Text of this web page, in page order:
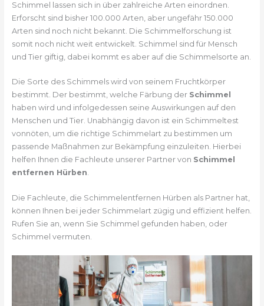
Schimmel lassen sich in über zahlreiche Arten einordnen.
Erforscht sind bisher 100.000 Arten, aber ungefähr 150.000
Arten sind noch nicht bekannt. Die Schimmelforschung ist
somit noch nicht weit entwickelt. Schimmel sind für Mensch
und Tier giftig, dabei kommt es aber auf die Schimmelsorte an.
Die Sorte des Schimmels wird von seinem Fruchtkörper
bestimmt. Der bestimmt, welche Färbung der Schimmel
haben wird und infolgedessen seine Auswirkungen auf den
Menschen und Tier. Unabhängig davon ist ein Schimmeltest
vonnöten, um die richtige Schimmelart zu bestimmen um
passende Maßnahmen zur Bekämpfung einzuleiten. Hierbei
helfen Ihnen die Fachleute unserer Partner von Schimmel
entfernen Hürben.
Die Fachleute, die Schimmelentfernen Hürben als Partner hat,
können Ihnen bei jeder Schimmelart zügig und effizient helfen.
Rufen Sie an, wenn Sie Schimmel gefunden haben, oder
Schimmel vermuten.